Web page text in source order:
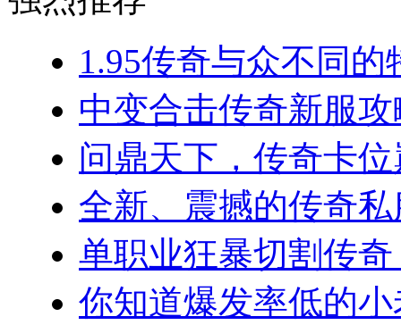
1.95传奇与众不同
中变合击传奇新服
问鼎天下，传奇卡
全新、震撼的传奇
单职业狂暴切割传
你知道爆发率低的